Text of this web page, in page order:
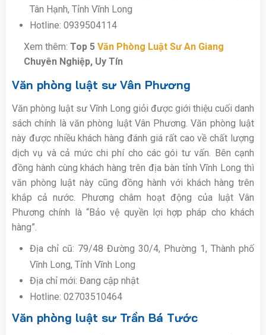
Tân Hạnh, Tỉnh Vĩnh Long
Hotline: 0939504114
Xem thêm: Top 5 Văn Phòng Luật Sư An Giang
Chuyên Nghiệp, Uy Tín
Văn phòng luật sư Vân Phương
Văn phòng luật sư Vĩnh Long giỏi được giới thiệu cuối danh
sách chính là văn phòng luật Vân Phương. Văn phòng luật
này được nhiều khách hàng đánh giá rất cao về chất lượng
dịch vụ và cả mức chi phí cho các gói tư vấn. Bên cạnh
đồng hành cùng khách hàng trên địa bàn tỉnh Vĩnh Long thì
văn phòng luật này cũng đồng hành với khách hàng trên
khắp cả nước. Phương châm hoạt động của luật Vân
Phương chính là “Bảo vệ quyền lợi hợp pháp cho khách
hàng”.
Địa chỉ cũ: 79/48 Đường 30/4, Phường 1, Thành phố
Vĩnh Long, Tỉnh Vĩnh Long
Địa chỉ mới: Đang cập nhật
Hotline: 02703510464
Văn phòng luật sư Trần Bá Tước